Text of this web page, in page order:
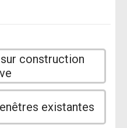
construction
existantes